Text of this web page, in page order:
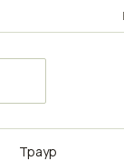
Траур